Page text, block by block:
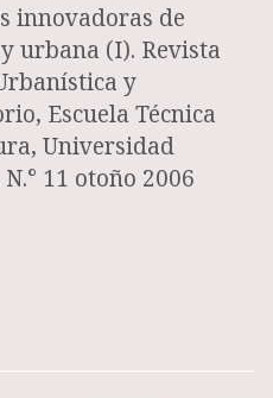
innovadoras de
urbana (I). Revista
y
Escuela Técnica
Universidad
11 otoño 2006